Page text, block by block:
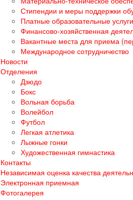
Стипендии и меры поддержки
Платные образовательные услуги
Финансово-хозяйственная
Вакантные места для приема
Международное сотрудничество
Новости
Отделения
Дзюдо
Бокс
Вольная борьба
Волейбол
Футбол
Легкая атлетика
Лыжные гонки
Художественная гимнастика
Контакты
Независимая оценка качества
Электронная приемная
Фотогалерея